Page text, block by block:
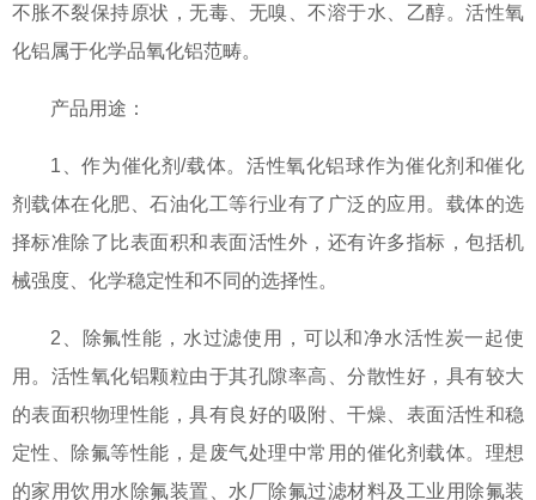
不胀不裂保持原状，无毒、无嗅、不溶于水、乙醇。活性氧
化铝属于化学品氧化铝范畴。
产品用途：
1、作为催化剂/载体。活性氧化铝球作为催化剂和催化
剂载体在化肥、石油化工等行业有了广泛的应用。载体的选
择标准除了比表面积和表面活性外，还有许多指标，包括机
械强度、化学稳定性和不同的选择性。
2、除氟性能，水过滤使用，可以和净水活性炭一起使
用。活性氧化铝颗粒由于其孔隙率高、分散性好，具有较大
的表面积物理性能，具有良好的吸附、干燥、表面活性和稳
定性、除氟等性能，是废气处理中常用的催化剂载体。理想
的家用饮用水除氟装置、水厂除氟过滤材料及工业用除氟装